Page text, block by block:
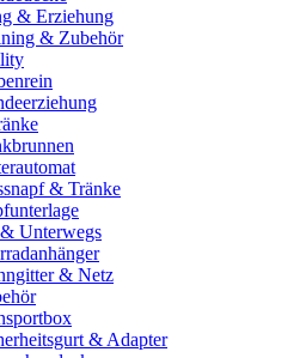
& Erziehung
& Zubehör
& Tränke
Unterwegs
& Netz
& Adapter